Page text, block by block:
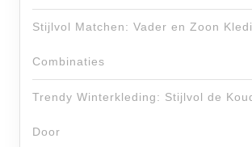
Stijlvol Matchen: Vader en Zoon
Combinaties
Trendy Winterkleding: Stijlvol de
Door